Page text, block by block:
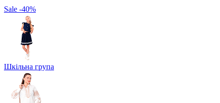
Sale -40%
Шкільна група